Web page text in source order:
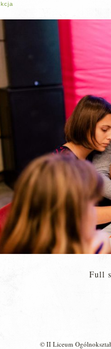
Full
© II Liceum